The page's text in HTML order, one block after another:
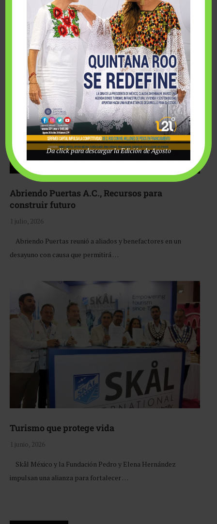
Fairmont Mayakoba y Make-A-Wish México unieron
esfuerzos para hacer realidad el deseo de una …
Abriendo Puertas A.C., Recursos para
construir futuro
1 julio, 2026
Abriendo Puertas reunió a aliados y benefactores en un
desayuno con causa que permitirá …
Turismo que protege vida
1 junio, 2026
Skål México y la Fundación Pedro y Elena Hernández
impulsan una alianza para fortalecer …
Da click para descargar la Edición de Agosto